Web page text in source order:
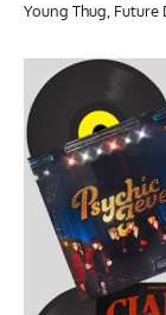
Young Thug,